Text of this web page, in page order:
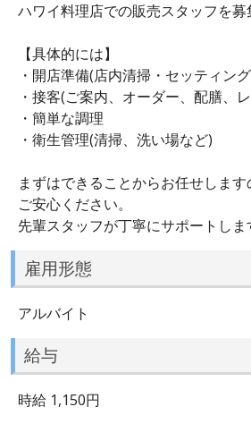
ハワイ料理店での販売スタッフを募
【具体的には】
・開店準備(店内清掃・セッティン
・接客(ご案内、オーダー、配膳、
・簡単な調理
・衛生管理(清掃、洗い場など)
まずはできることからお任せしま
ご安心ください。
先輩スタッフが丁寧にサポートしま
雇用形態
アルバイト
給与
時給 1,150円